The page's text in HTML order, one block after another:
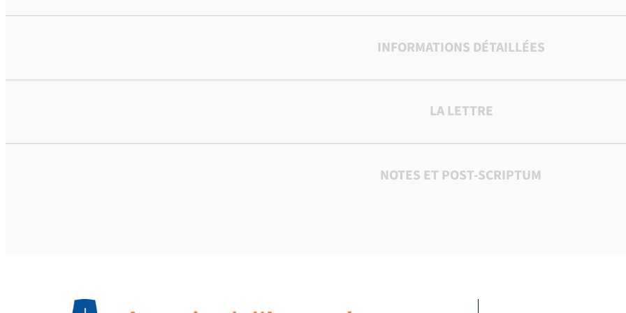
INFORMATIONS DÉTAILLÉES
LA LETTRE
NOTES ET POST-SCRIPTUM